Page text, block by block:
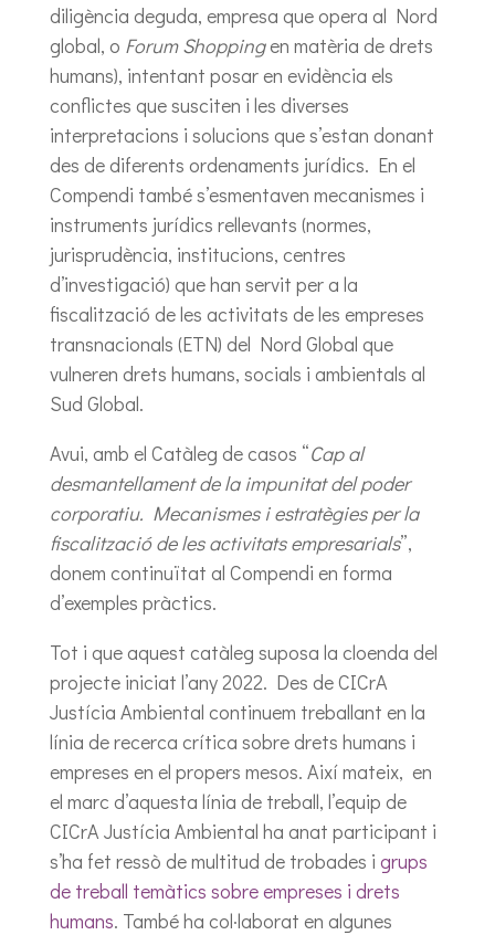
diligència deguda, empresa que opera al Nord
global, o Forum Shoppingen matèria de drets
humans), intentant posar en evidència els
conflictes que susciten i les diverses
interpretacions i solucions que s’estan donant
des de diferents ordenaments jurídics. En el
Compendi també s’esmentaven mecanismes i
instruments jurídics rellevants (normes,
jurisprudència, institucions, centres
d’investigació) que han servit per a la
fiscalització de les activitats de les empreses
transnacionals (ETN) del Nord Global que
vulneren drets humans, socials i ambientals al
Sud Global.
Avui, amb el Catàleg de casos “Cap al
desmantellament de la impunitat del poder
corporatiu. Mecanismes i estratègies per la
fiscalització de les activitats empresarials”,
donem continuïtat al Compendi en forma
d’exemples pràctics.
Tot i que aquest catàleg suposa la cloenda del
projecte iniciat l’any 2022. Des de CICrA
Justícia Ambiental continuem treballant en la
línia de recerca crítica sobre drets humans i
empreses en el propers mesos. Així mateix, en
el marc d’aquesta línia de treball, l’equip de
CICrA Justícia Ambiental ha anat participant i
s’ha fet ressò de multitud de trobades i grups
de treball temàtics sobre empreses i drets
humans. També ha col·laborat en algunes